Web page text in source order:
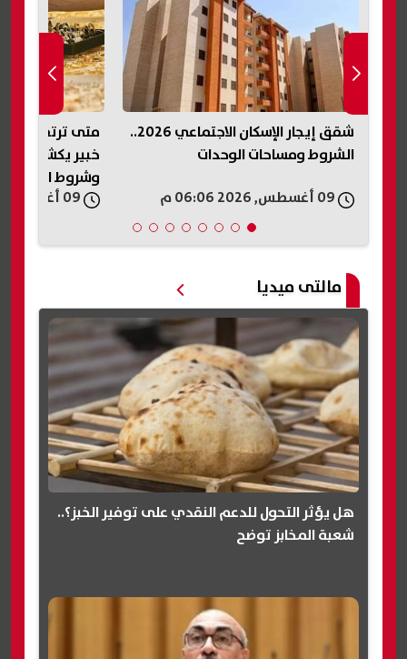
متى ترتفع أسعار الذهب مجددًا؟..
خبير يكشف موعد الموجة الصعودية
2027..
التقديم
مالتى ميديا
هل يؤثر التحول للدعم النقدي على توفير الخبز؟..
شعبة المخابز توضح